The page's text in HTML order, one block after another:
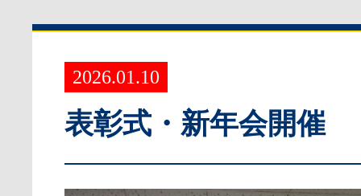
2026.01.10
表彰式・新年会開催